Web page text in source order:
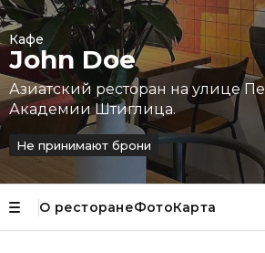
Кафе
John Doe
Азиатский ресторан на улице
Академии Штиглица.
Не принимают брони
О ресторанеФотоКарта